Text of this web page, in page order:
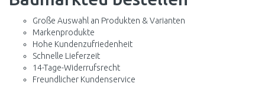
Große Auswahl an Produkten & Varianten
Markenprodukte
Hohe Kundenzufriedenheit
Schnelle Lieferzeit
14-Tage-Widerrufsrecht
Freundlicher Kundenservice